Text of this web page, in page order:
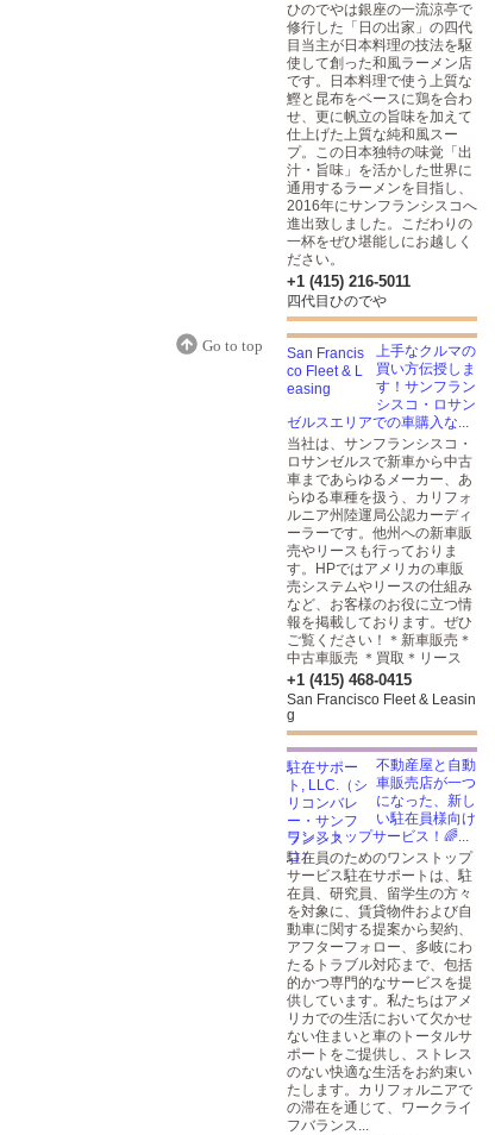
Go to top
ひのでやは銀座の一流涼亭で
修行した「日の出家」の四代
目当主が日本料理の技法を駆
使して創った和風ラーメン店
です。日本料理で使う上質な
鰹と昆布をベースに鶏を合わ
せ、更に帆立の旨味を加えて
仕上げた上質な純和風スー
プ。この日本独特の味覚「出
汁・旨味」を活かした世界に
通用するラーメンを目指し、
2016年にサンフランシスコへ
進出致しました。こだわりの
一杯をぜひ堪能しにお越しく
ださい。
+1 (415) 216-5011
四代目ひのでや
上手なクルマの
買い方伝授しま
す！サンフラン
シスコ・ロサン
ゼルスエリアでの車購入な...
当社は、サンフランシスコ・
ロサンゼルスで新車から中古
車まであらゆるメーカー、あ
らゆる車種を扱う、カリフォ
ルニア州陸運局公認カーディ
ーラーです。他州への新車販
売やリースも行っておりま
す。HPではアメリカの車販
売システムやリースの仕組み
など、お客様のお役に立つ情
報を掲載しております。ぜひ
ご覧ください！＊新車販売＊
中古車販売 ＊買取＊リース
+1 (415) 468-0415
San Francisco Fleet & Leasin
g
不動産屋と自動
車販売店が一つ
になった、新し
い駐在員様向け
ワンストップサービス！🌈...
駐在員のためのワンストップ
サービス駐在サポートは、駐
在員、研究員、留学生の方々
を対象に、賃貸物件および自
動車に関する提案から契約、
アフターフォロー、多岐にわ
たるトラブル対応まで、包括
的かつ専門的なサービスを提
供しています。私たちはアメ
リカでの生活において欠かせ
ない住まいと車のトータルサ
ポートをご提供し、ストレス
のない快適な生活をお約束い
たします。カリフォルニアで
の滞在を通じて、ワークライ
フバランス...